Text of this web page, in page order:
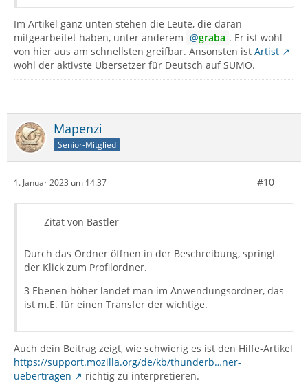
Im Artikel ganz unten stehen die Leute, die daran
mitgearbeitet haben, unter anderem
graba . Er ist wohl
von hier aus am schnellsten greifbar. Ansonsten ist Artist
wohl der aktivste Übersetzer für Deutsch auf SUMO.
Mapenzi
Senior-Mitglied
1. Januar 2023 um 14:37 #10
Zitat von Bastler
Durch das Ordner öffnen in der Beschreibung, springt
der Klick zum Profilordner.
3 Ebenen höher landet man im Anwendungsordner, das
ist m.E. für einen Transfer der wichtige.
Auch dein Beitrag zeigt, wie schwierig es ist den Hilfe-Artikel
https://support.mozilla.org/de/kb/thunderb…ner-
uebertragen
richtig zu interpretieren.